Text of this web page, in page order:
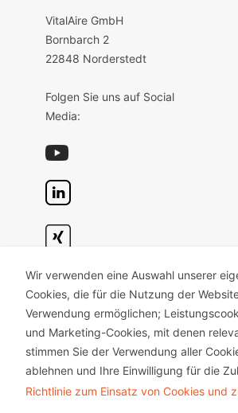
VitalAire GmbH
Bornbarch 2
22848 Norderstedt
Folgen Sie uns auf Social
Media:
Wir verwenden eine Auswahl unserer
Cookies, die für die Nutzung der
Verwendung ermöglichen;
und Marketing-Cookies, mit denen
stimmen Sie der Verwendung aller
ablehnen und Ihre Einwilligung für die
Richtlinie zum Einsatz von Cookies und